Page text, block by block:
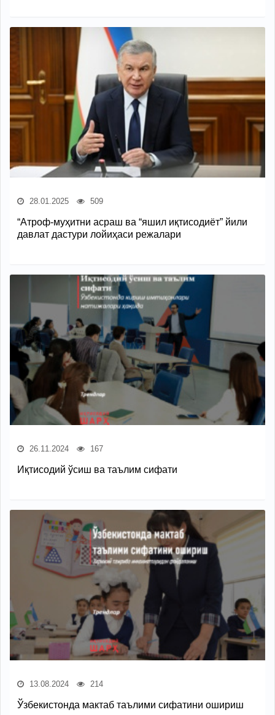
28.01.2025 509
“Атроф-муҳитни асраш ва “яшил иқтисодиёт” йили
давлат дастури лойиҳаси режалари
26.11.2024 167
Иқтисодий ўсиш ва таълим сифати
13.08.2024 214
Ўзбекистонда мактаб таълими сифатини ошириш